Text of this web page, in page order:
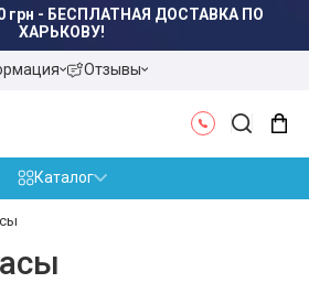
грн - БЕСПЛАТНАЯ ДОСТАВКА ПО
ХАРЬКОВУ!
Отзывы
Каталог